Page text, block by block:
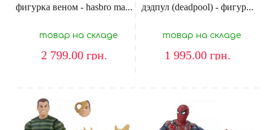
фигурка веном - hasbro ma...
товар на складе
2 799.00 грн.
дэдпул (deadpool) - фигур...
товар на складе
1 995.00 грн.